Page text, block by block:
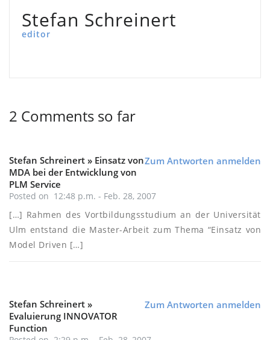
Stefan Schreinert
editor
2 Comments so far
Zum Antworten anmelden
Stefan Schreinert » Einsatz von
MDA bei der Entwicklung von
PLM Service
Posted on 12:48 p.m. - Feb. 28, 2007
[…] Rahmen des Vortbildungsstudium an der Universität
Ulm entstand die Master-Arbeit zum Thema “Einsatz von
Model Driven […]
Zum Antworten anmelden
Stefan Schreinert »
Evaluierung INNOVATOR
Function